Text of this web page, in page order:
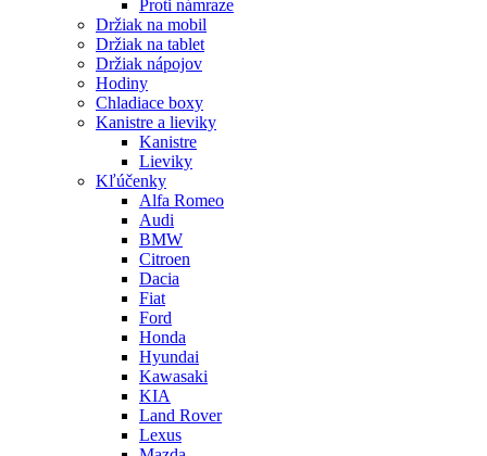
Proti námraze
Držiak na mobil
Držiak na tablet
Držiak nápojov
Hodiny
Chladiace boxy
Kanistre a lieviky
Kanistre
Lieviky
Kľúčenky
Alfa Romeo
Audi
BMW
Citroen
Dacia
Fiat
Ford
Honda
Hyundai
Kawasaki
KIA
Land Rover
Lexus